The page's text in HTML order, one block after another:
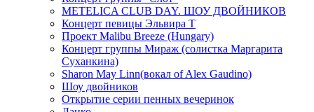
METELICA CLUB DAY. ШОУ ДВОЙНИКОВ
Концерт певицы Эльвира Т
Проект Malibu Breeze (Hungary)
Концерт группы Мираж (солистка Маргарита
Суханкина)
Sharon May Linn(вокал of Alex Gaudino)
Шоу двойников
Открытие серии пенных вечеринок